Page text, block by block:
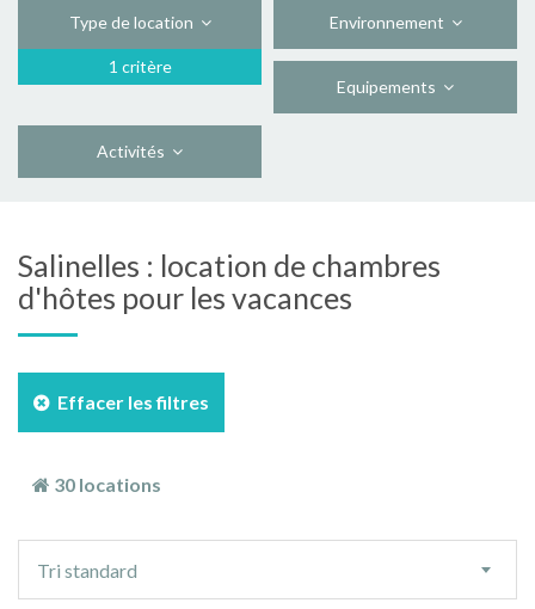
Type de location
1 critère
Environnement
Equipements
Activités
Salinelles : location de chambres
d'hôtes pour les vacances
Effacer les filtres
30 locations
tri
Tri standard